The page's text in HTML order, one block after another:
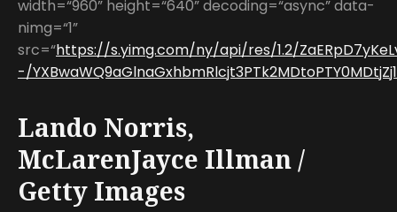
width=“960” height=“640” decoding=“async” data-
nimg=“1”
src=“https://s.yimg.com/ny/api/res/1.2/
-/
Lando Norris,
McLarenJayce Illman /
Getty Images